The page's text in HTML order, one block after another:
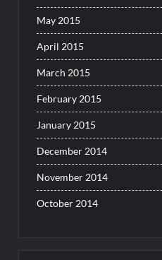
May 2015
April 2015
March 2015
February 2015
January 2015
December 2014
November 2014
October 2014